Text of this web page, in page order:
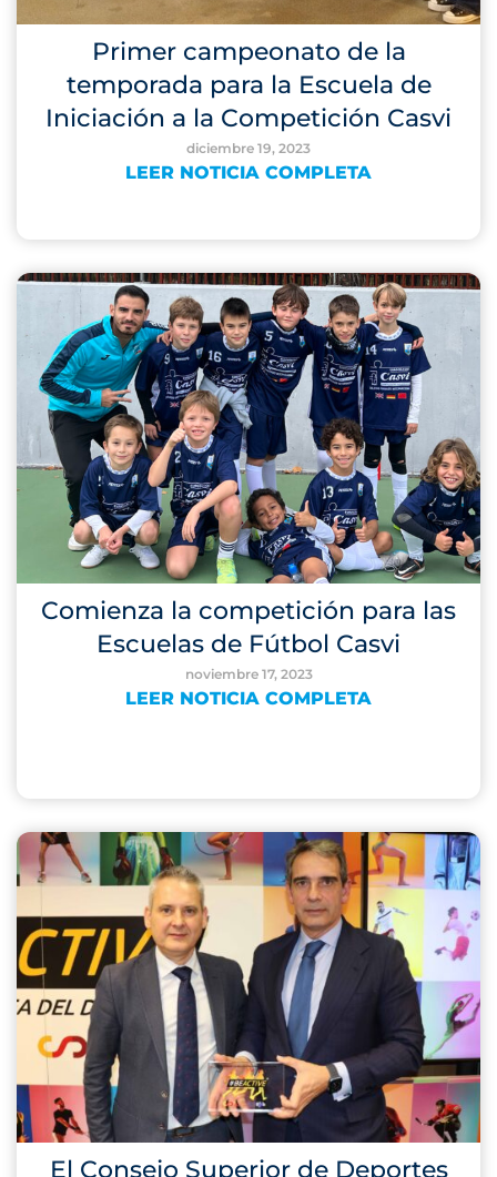
Primer campeonato de la
temporada para la Escuela de
Iniciación a la Competición Casvi
diciembre 19, 2023
LEER NOTICIA COMPLETA
Comienza la competición para las
Escuelas de Fútbol Casvi
noviembre 17, 2023
LEER NOTICIA COMPLETA
El Consejo Superior de Deportes